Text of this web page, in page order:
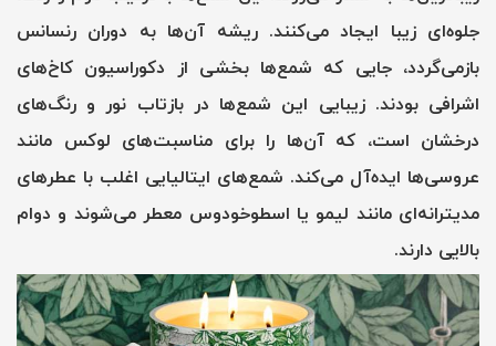
جلوه‌ای زیبا ایجاد می‌کنند. ریشه آن‌ها به دوران رنسانس
بازمی‌گردد، جایی که شمع‌ها بخشی از دکوراسیون کاخ‌های
اشرافی بودند. زیبایی این شمع‌ها در بازتاب نور و رنگ‌های
درخشان است، که آن‌ها را برای مناسبت‌های لوکس مانند
عروسی‌ها ایده‌آل می‌کند. شمع‌های ایتالیایی اغلب با عطرهای
مدیترانه‌ای مانند لیمو یا اسطوخودوس معطر می‌شوند و دوام
بالایی دارند.